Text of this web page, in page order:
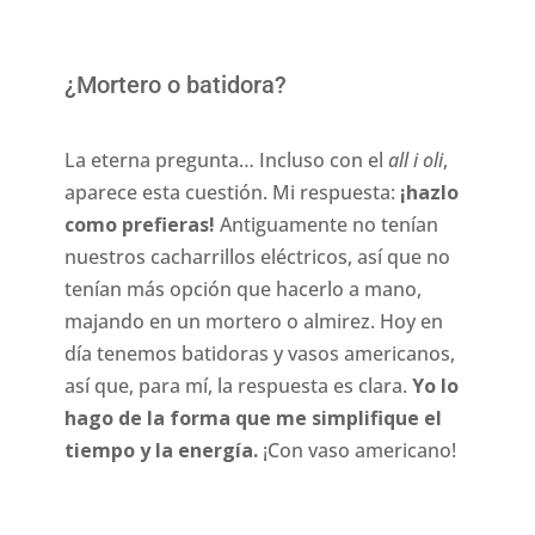
¿Mortero o batidora?
La eterna pregunta… Incluso con el all i oli,
aparece esta cuestión. Mi respuesta: ¡hazlo
como prefieras! Antiguamente no tenían
nuestros cacharrillos eléctricos, así que no
tenían más opción que hacerlo a mano,
majando en un mortero o almirez. Hoy en
día tenemos batidoras y vasos americanos,
así que, para mí, la respuesta es clara. Yo lo
hago de la forma que me simplifique el
tiempo y la energía.¡Con vaso americano!